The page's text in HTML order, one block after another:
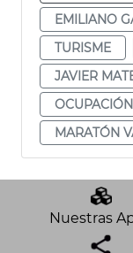
EMILIANO
TURISME
JAVIER
MARATÓN
Nuestras